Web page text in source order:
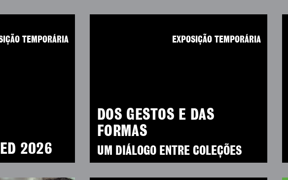
2026
TEMPORÁRIA
DOS GESTOS E DAS
FORMAS
UM DIÁLOGO ENTRE COLEÇÕES
EXPOSIÇÃO TEMPORÁRIA